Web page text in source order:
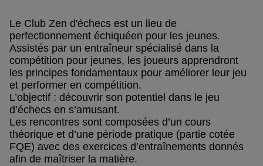
Le Club Zen d'échecs est un lieu de
perfectionnement échiquéen pour les jeunes.
Assistés par un entraîneur spécialisé dans la
compétition pour jeunes, les joueurs apprendront
les principes fondamentaux pour améliorer leur jeu
et performer en compétition.
L’objectif : découvrir son potentiel dans le jeu
d’échecs en s’amusant.
Les rencontres sont composées d’un cours
théorique et d’une période pratique (partie cotée
FQE) avec des exercices d’entraînements donnés
afin de maîtriser la matière.